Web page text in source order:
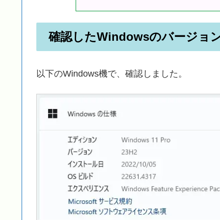
確認したWindowsのバージョ
以下のWindows機で、確認しました。